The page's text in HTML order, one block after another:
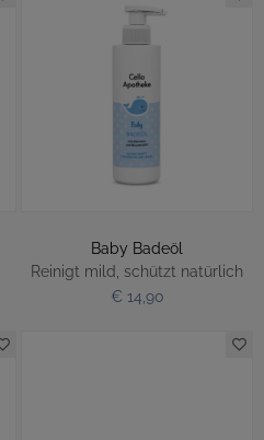
Baby Badeöl
Reinigt mild, schützt natürlich
€ 14,90